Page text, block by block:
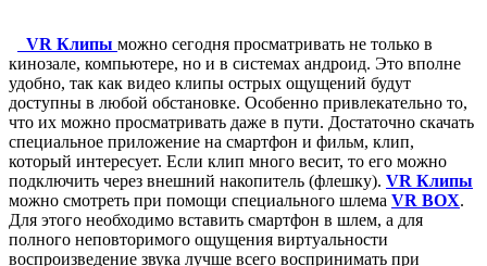
VR Клипы можно сегодня просматривать не только в
кинозале, компьютере, но и в системах андроид. Это вполне
удобно, так как видео клипы острых ощущений будут
доступны в любой обстановке. Особенно привлекательно то,
что их можно просматривать даже в пути. Достаточно скачать
специальное приложение на смартфон и фильм, клип,
который интересует. Если клип много весит, то его можно
подключить через внешний накопитель (флешку). VR Клипы
можно смотреть при помощи специального шлема VR BOX.
Для этого необходимо вставить смартфон в шлем, а для
полного неповторимого ощущения виртуальности
воспроизведение звука лучше всего воспринимать при